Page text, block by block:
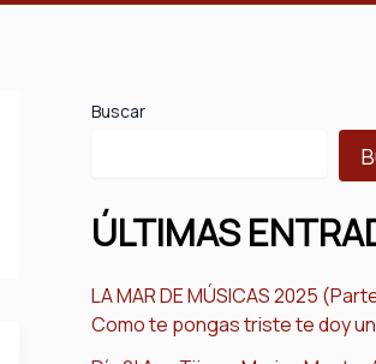
Buscar
ÚLTIMAS
LA MAR DE MÚSICAS 2025
Como te pongas triste te doy